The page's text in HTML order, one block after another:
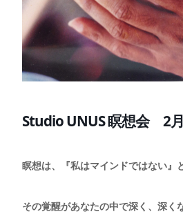
Studio UNUS 瞑想会 2
瞑想は、『私はマインドではない』
その覚醒があなたの中で深く、深く